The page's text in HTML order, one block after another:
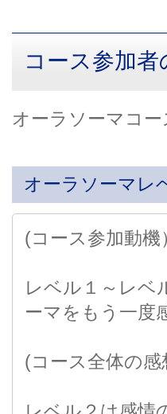
コース参加者
オーラソーマコ
オーラソーマレ
(コース参加動機
レベル１～レベ
ーマをもう一度
(コース全体の感